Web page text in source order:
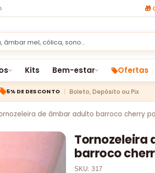
🎁
Kits Bem-estar Ofertas
5% DE DESCONTO Boleto, Depósito ou Pix
de âmbar adulto barroco cherry
Tornozeleira
barroco
SKU:317